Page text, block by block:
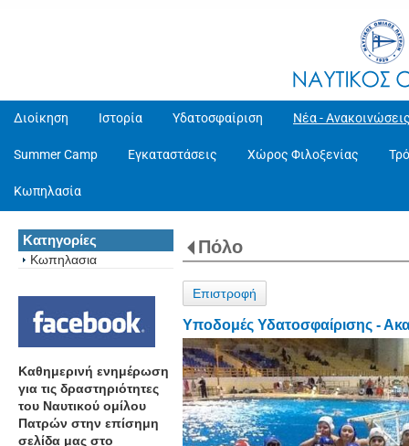
Διοίκηση Ιστορία Υδατοσφαίριση Νέα -
Summer Camp Εγκαταστάσεις Χώρος Φιλοξενίας
Κωπηλασία
Κατηγορίες
Κωπηλασια
Καθημερινή ενημέρωση
για τις δραστηριότητες
του Ναυτικού ομίλου
Πατρών στην επίσημη
σελίδα μας στο
Πόλο
Επιστροφή
Υποδομές Υδατοσφαίρισης -